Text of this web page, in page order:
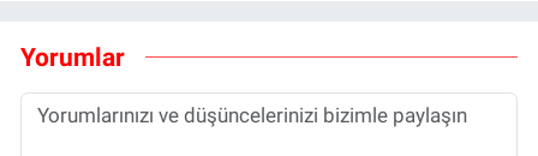
Yorumlar